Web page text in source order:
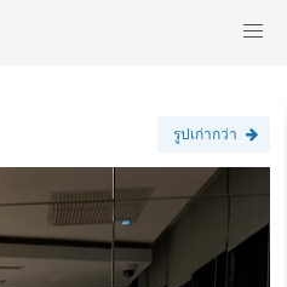
รูปเก่ากว่า